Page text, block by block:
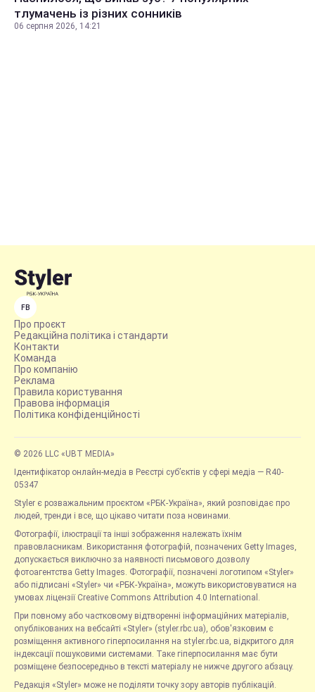
тлумачень із різних сонників
06 серпня 2026, 14:21
FB
Про проєкт
Редакційна політика і стандарти
Контакти
Команда
Про компанію
Реклама
Правила користування
Правова інформація
Політика конфіденційності
© 2026 LLC «UBT MEDIA»
Ідентифікатор онлайн-медіа в Реєстрі суб’єктів у сфері медіа — R40-
05347
Styler є розважальним проєктом «РБК-Україна», який розповідає про
людей, тренди і все, що цікаво читати поза новинами.
Фотографії, ілюстрації та інші зображення належать їхнім
правовласникам. Використання фотографій, позначених Getty Images,
допускається виключно за наявності письмового дозволу
фотоагентства Getty Images. Фотографії, позначені логотипом «Styler»
або підписані «Styler» чи «РБК-Україна», можуть використовуватися на
умовах ліцензії Creative Commons Attribution 4.0 International.
При повному або частковому відтворенні інформаційних матеріалів,
опублікованих на вебсайті «Styler» (styler.rbc.ua), обов'язковим є
розміщення активного гіперпосилання на styler.rbc.ua, відкритого для
індексації пошуковими системами. Таке гіперпосилання має бути
розміщене безпосередньо в тексті матеріалу не нижче другого абзацу.
Редакція «Styler» може не поділяти точку зору авторів публікацій.